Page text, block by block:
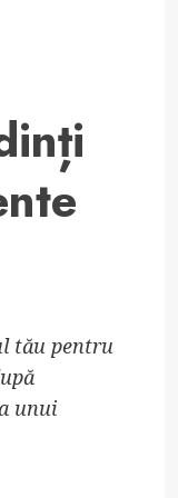
tău pentru
unui